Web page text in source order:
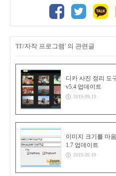
'IT/자작 프로그램' 의 관련글
디카 사진 정리 도
v5.4 업데이트
2019.09.19
이미지 크기를 마
1.7 업데이트
2019.09.19